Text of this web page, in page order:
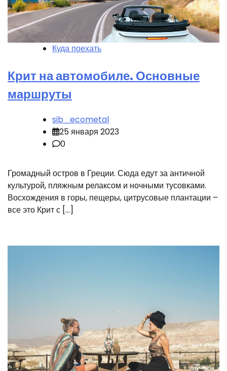
Куда поехать
Крит на автомобиле. Основные
маршруты
sib_ecometal
25 января 2023
0
Громадный остров в Греции. Сюда едут за античной
культурой, пляжным релаксом и ночными тусовками.
Восхождения в горы, пещеры, цитрусовые плантации –
все это Крит с […]